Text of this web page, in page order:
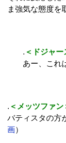
ま強気な態度を
. ＜ドジャー
あー、これは
. ＜メッツファン
バティスタの方
画）